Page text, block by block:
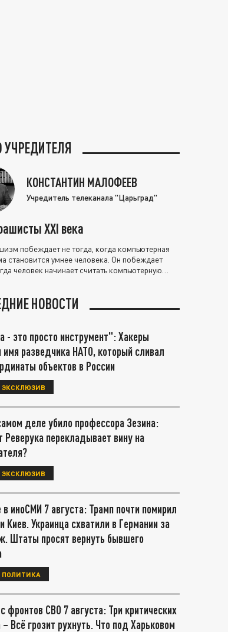
УЧРЕДИТЕЛЯ
КОНСТАНТИН МАЛОФЕЕВ
Учредитель телеканала "Царьград"
XXI века
побеждает не тогда, когда компьютерная
становится умнее человека. Он побеждает
человек начинает считать компьютерную
НОВОСТИ
- это просто инструмент": Хакеры
имя разведчика НАТО, который сливал
объектов в России
ЭКСКЛЮЗИВ
деле убило профессора Зезина:
Реверука перекладывает вину на
ЭКСКЛЮЗИВ
в иноСМИ 7 августа: Трамп почти помирил
Киев. Украинца схватили в Германии за
Штаты просят вернуть бывшего
ПОЛИТИКА
фронтов СВО 7 августа: Три критических
– Всё грозит рухнуть. Что под Харьковом